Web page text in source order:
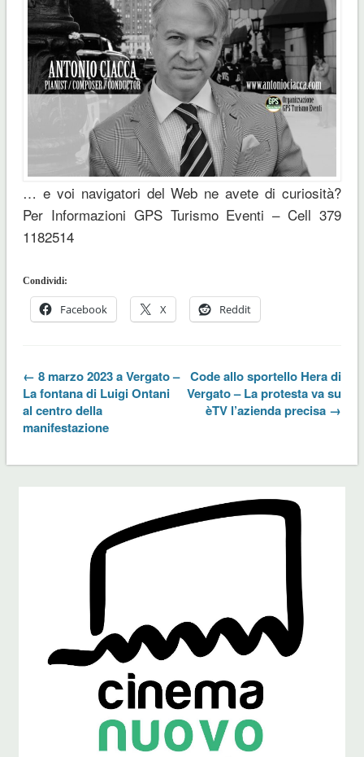
… e voi navigatori del Web ne avete di curiosità?
Per Informazioni GPS Turismo Eventi – Cell 379
1182514
Condividi:
Facebook X Reddit
← 8 marzo 2023 a Vergato –
La fontana di Luigi Ontani
al centro della
manifestazione
Code allo sportello Hera di
Vergato – La protesta va su
èTV l’azienda precisa →